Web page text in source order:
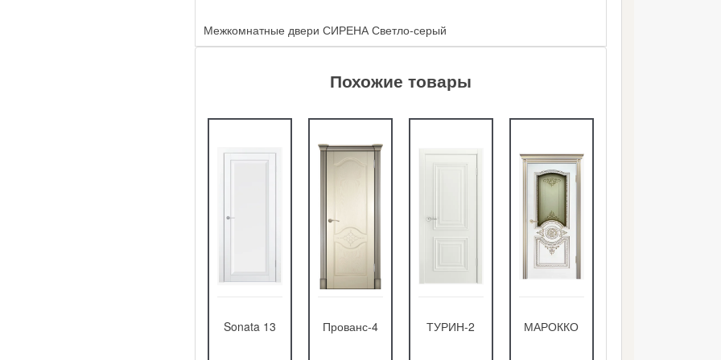
Межкомнатные двери СИРЕНА Светло-серый
Похожие товары
Sonata 13 Прованс-4 ТУРИН-2 МАРОККО